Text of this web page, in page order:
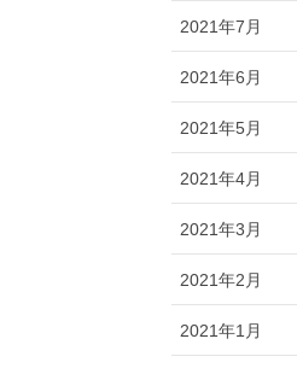
2021年7月
2021年6月
2021年5月
2021年4月
2021年3月
2021年2月
2021年1月